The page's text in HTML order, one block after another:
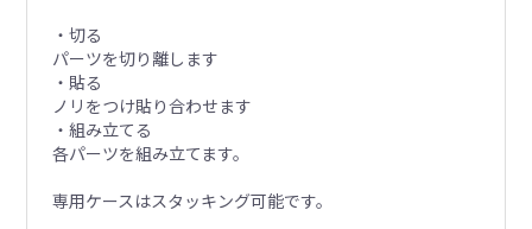
・切る
パーツを切り離します
・貼る
ノリをつけ貼り合わせます
・組み立てる
各パーツを組み立てます。
専用ケースはスタッキング可能です。